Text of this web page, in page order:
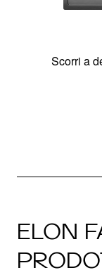
Scorri a
ELON